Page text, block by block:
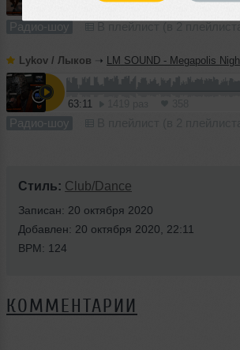
Радио-шоу
Lykov / Лыков ➝ LM SOUND - Megapolis Night 30.06.2026
63:11
Радио-шоу
Стиль: Club/Dance
Записан: 20 октября 2020
Добавлен: 20 октября 2020, 22:11
BPM: 124
КОММЕНТАРИИ